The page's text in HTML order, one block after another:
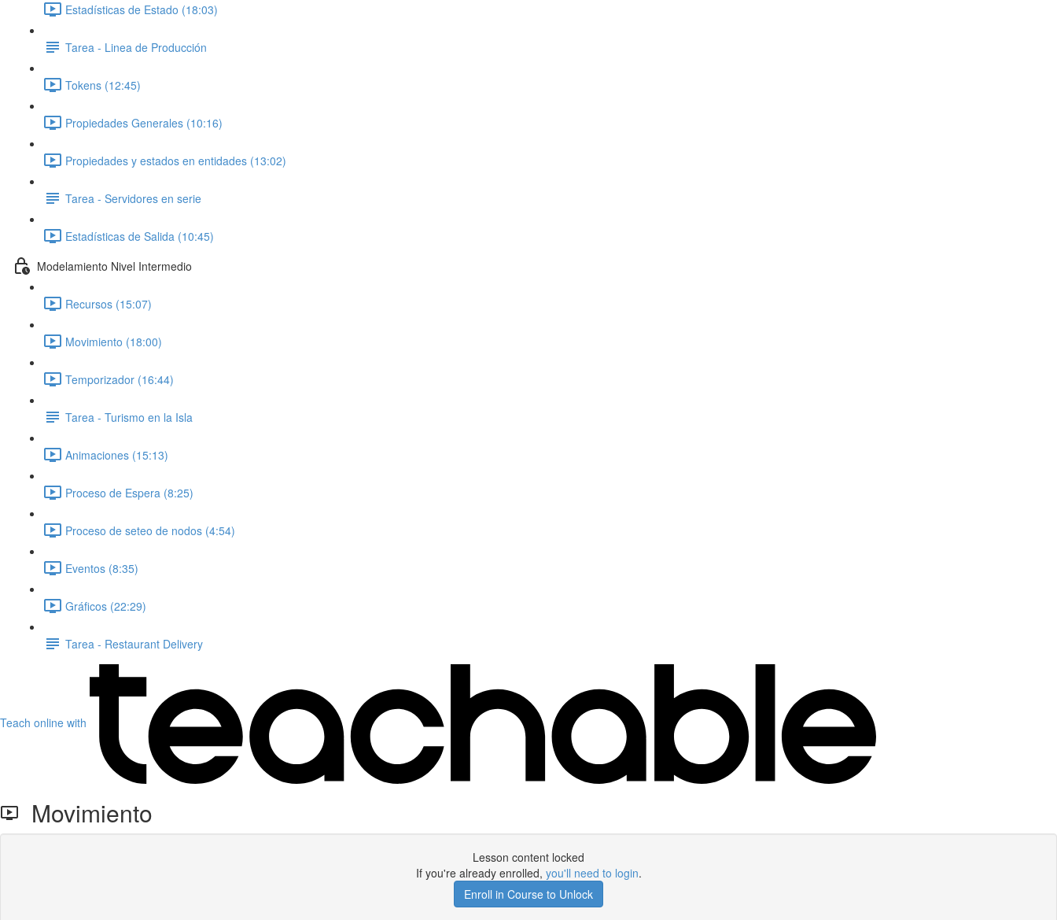
Estadísticas de Estado (18:03)
Tarea - Linea de Producción
Tokens (12:45)
Propiedades Generales (10:16)
Propiedades y estados en entidades (13:02)
Tarea - Servidores en serie
Estadísticas de Salida (10:45)
Modelamiento Nivel Intermedio
Recursos (15:07)
Movimiento (18:00)
Temporizador (16:44)
Tarea - Turismo en la Isla
Animaciones (15:13)
Proceso de Espera (8:25)
Proceso de seteo de nodos (4:54)
Eventos (8:35)
Gráficos (22:29)
Tarea - Restaurant Delivery
Teach online with
Movimiento
Lesson content locked
If you're already enrolled, you'll need to login.
Enroll in Course to Unlock